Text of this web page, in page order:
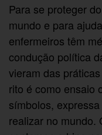
Para se proteger
mundo e para
enfermeiros têm
condução política
vieram das
rito é como ensaio
símbolos,
realizar no mundo.